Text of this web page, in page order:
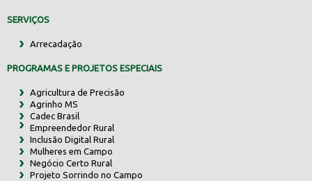
SERVIÇOS
Arrecadação
PROGRAMAS E PROJETOS ESPECIAIS
Agricultura de Precisão
Agrinho MS
Cadec Brasil
Empreendedor Rural
Inclusão Digital Rural
Mulheres em Campo
Negócio Certo Rural
Projeto Sorrindo no Campo